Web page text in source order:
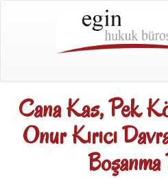
Cana Kas, Pek
Onur Kırıcı
Boşanma